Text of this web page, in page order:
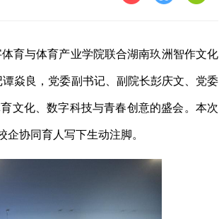
育与体育产业学院联合湖南玖洲智作文化
谭焱良 ，党委副书记、副院长彭庆文、党委
文化、数字科技与青春创意的盛会。本次
协同育人写下生动注脚。